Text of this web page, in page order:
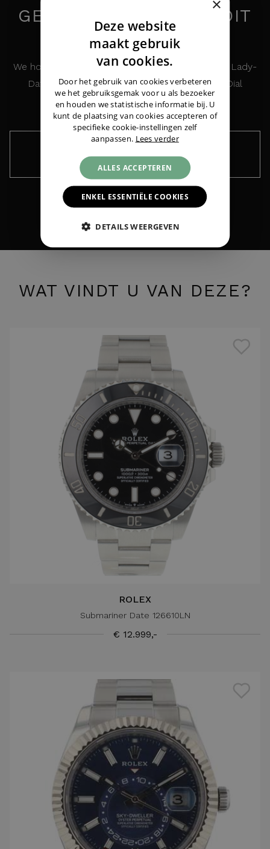
GEÏNTERESSEERD IN DIT
HORLOGE?
We houden u graag op de hoogte over de Rolex Lady-
Datejust 26 Jubilee Steel/Gold Red Vignette Dial
Houd me op de hoogte ›
WAT VINDT U VAN DEZE?
ROLEX
Submariner Date 126610LN
€ 12.999,-
RolexLady-Datejust 26 Jubilee Steel/Gold
Red Vignette Dial | € 9.995,-
GERMAN
Deze website
maakt gebruik
van cookies.
Door het gebruik van cookies verbeteren
we het gebruiksgemak voor u als bezoeker
en houden we statistische informatie bij. U
kunt de plaatsing van cookies accepteren of
specifieke cookie-instellingen zelf
aanpassen. Lees verder
ALLES ACCEPTEREN
ENKEL ESSENTIËLE COOKIES
DETAILS WEERGEVEN